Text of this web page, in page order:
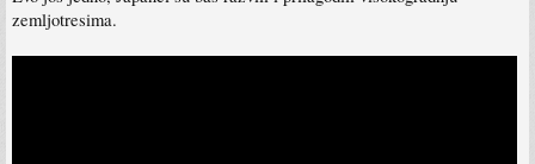
zemljotresima.